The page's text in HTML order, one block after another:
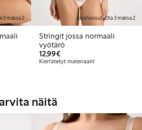
3 maksa 2 Alushousut, Ota 3 maksa 2
Stringit jossa normaali
vyötärö
12,99€12,99 €
Kierrätetyt materiaalit
näitä